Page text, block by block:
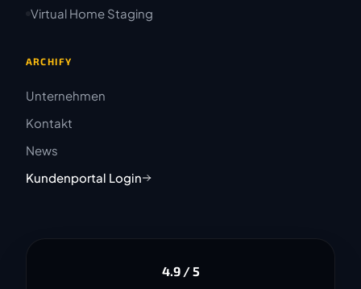
Virtual Home Staging
ARCHIFY
Unternehmen
Kontakt
News
Kundenportal Login
4.9 / 5